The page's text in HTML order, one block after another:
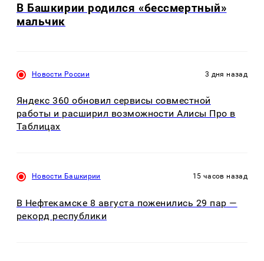
В Башкирии родился «бессмертный»
мальчик
Новости России 3 дня назад
Яндекс 360 обновил сервисы совместной
работы и расширил возможности Алисы Про в
Таблицах
Новости Башкирии 15 часов назад
В Нефтекамске 8 августа поженились 29 пар —
рекорд республики